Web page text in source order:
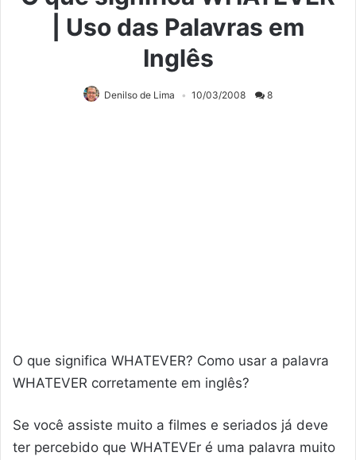
| Uso das Palavras em
Inglês
Denilso de Lima 10/03/2008 8
O que significa WHATEVER? Como usar a palavra
WHATEVER corretamente em inglês?
Se você assiste muito a filmes e seriados já deve
ter percebido que WHATEVEr é uma palavra muito